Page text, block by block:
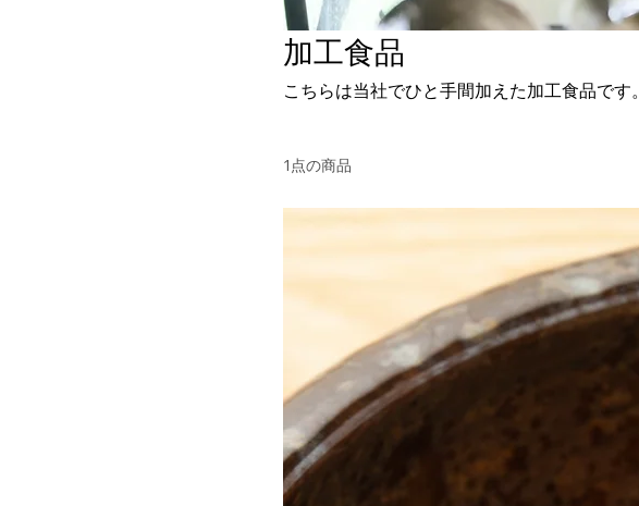
加工食品
こちらは当社でひと手間加えた加工食品です。
1点の商品